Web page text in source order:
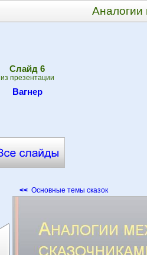
Аналогии
Cлайд 6
из презентации
Вагнер
<< Основные темы сказок